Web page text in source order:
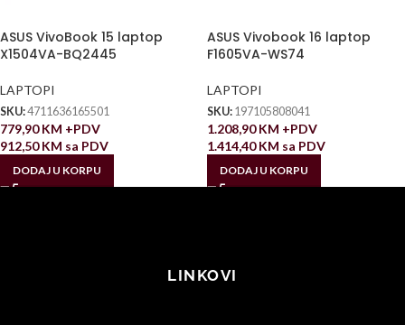
ASUS VivoBook 15 laptop
X1504VA-BQ2445
LAPTOPI
SKU:4711636165501
779,90KM +PDV
912,50KM sa PDV
DODAJ U KORPU
ASUS Vivobook 16 laptop
F1605VA-WS74
LAPTOPI
SKU: 197105808041
1.208,90KM +PDV
1.414,40KM sa PDV
DODAJ U KORPU
LINKOVI